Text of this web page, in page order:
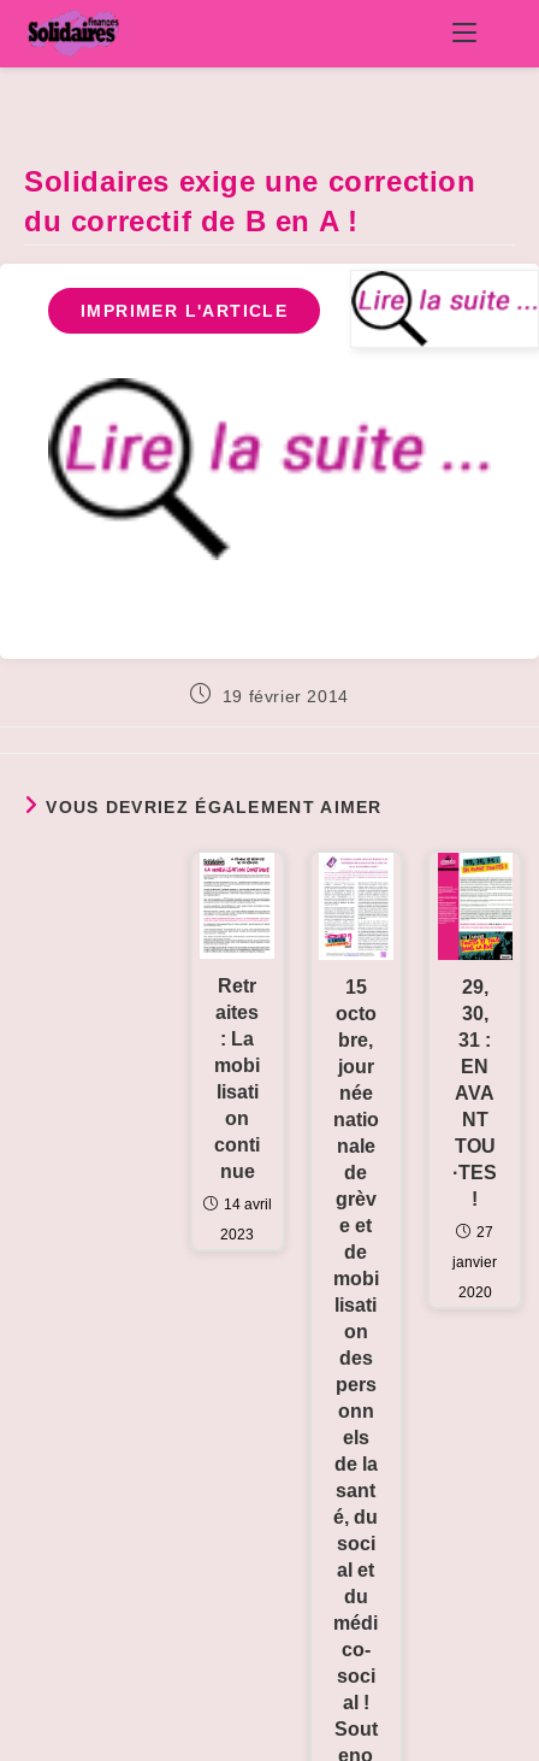
Solidaires exige une correction
du correctif de B en A !
IMPRIMER L'ARTICLE
Publication
19 février 2014
VOUS DEVRIEZ ÉGALEMENT AIMER
29,
30,
31 :
EN
AVA
NT
TOU
·TES
!
27
janvier
2020
15
octo
bre,
jour
née
natio
nale
de
grèv
e et
de
mobi
lisati
on
des
pers
onn
els
de la
sant
é, du
soci
al et
du
médi
co-
soci
al !
Sout
eno
Retr
aites
: La
mobi
lisati
on
conti
nue
14 avril
2023